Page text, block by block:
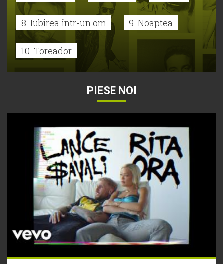
8. Iubirea într-un om 9. Noaptea
10. Toreador
PIESE NOI